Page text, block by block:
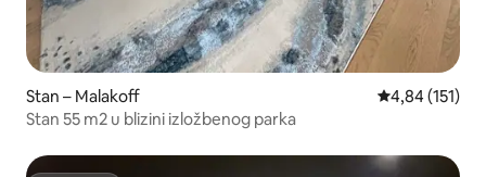
Stan – Malakoff Prosječna
4,84 (151)
Stan 55 m2 u blizini izložbenog parka